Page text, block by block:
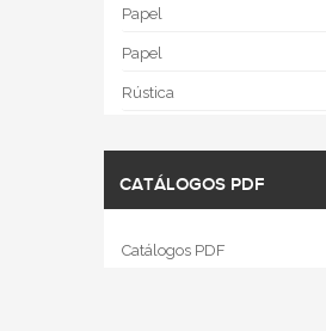
Papel
Papel
Rústica
CATÁLOGOS PDF
Catálogos PDF